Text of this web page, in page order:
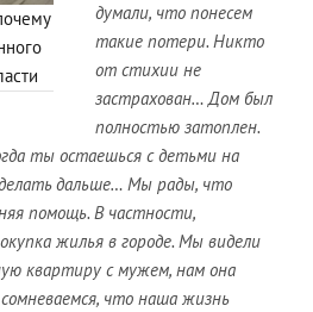
думали, что понесем
такие потери. Никто
от стихии не
застрахован… Дом был
полностью затоплен.
ты остаешься с детьми на
дальше… Мы рады, что
помощь. В частности,
жилья в городе. Мы видели
квартиру с мужем, нам она
что наша жизнь